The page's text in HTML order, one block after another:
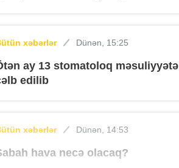
xəbərlər Dünən, 15:25
ay 13 stomatoloq məsuliyyətə
edilib
xəbərlər Dünən, 14:53
hava necə olacaq?